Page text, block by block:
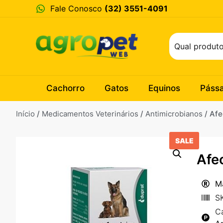
Fale Conosco (32) 3551-4091
Cachorro Gatos Equinos
Início / Medicamentos Veterinários / Antimicrobianos /
SALE